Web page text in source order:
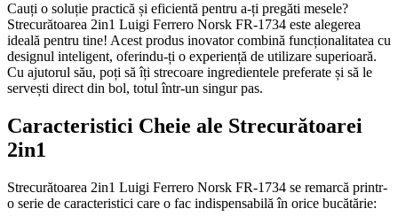
Cauți o soluție practică și eficientă pentru a-ți pregăti mesele?
Strecurătoarea 2in1 Luigi Ferrero Norsk FR-1734 este alegerea
ideală pentru tine! Acest produs inovator combină funcționalitatea cu
designul inteligent, oferindu-ți o experiență de utilizare superioară.
Cu ajutorul său, poți să îți strecoare ingredientele preferate și să le
servești direct din bol, totul într-un singur pas.
Caracteristici Cheie ale Strecurătoarei
2in1
Strecurătoarea 2in1 Luigi Ferrero Norsk FR-1734 se remarcă printr-
o serie de caracteristici care o fac indispensabilă în orice bucătărie: